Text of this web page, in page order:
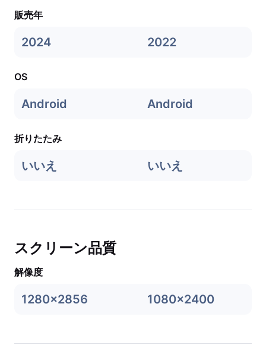
販売年
2024 2022
OS
Android Android
折りたたみ
いいえ いいえ
スクリーン品質
解像度
1280x2856 1080x2400